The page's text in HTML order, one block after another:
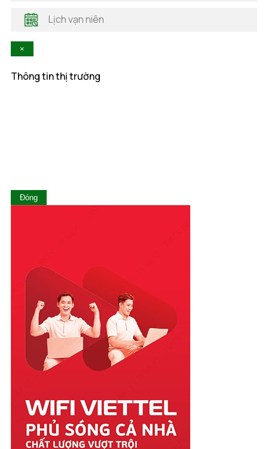
Hòa Bình
Lai Châu
Quảng Ngãi
Quảng Ninh
Quảng Trị
Sóc Trăng
Sơn La
Tây Ninh
Thái Bình
Thái Nguyên
Thừa Thiên Huế
Tiền Giang
Trà Vinh
Tuyên Quang
Lịch vạn niên
×
Thông tin thị trường
Đóng